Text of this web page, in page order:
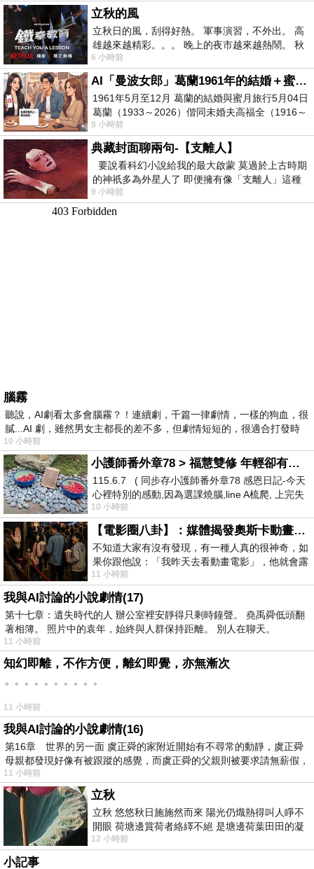
立秋的風
立秋日的風，刮得好熱。 軍事演習，不外出。 高
雄越來越精彩。。。 晚上的夜市越來越熱鬧。 秋
天的風刮得很熱 夜遊消暑熱。。。
6 小時前
AI「曼波女郎」葛蘭1961年的結婚＋蜜月旅行 #戀上老電影 #葛蘭 #粟子
1961年5月至12月 葛蘭的結婚與蜜月旅行5月04日
葛蘭（1933～2026）偕同未婚夫高福全（1916～
2004）乘郵輪赴倫敦6月15日於英國倫敦St.S
9 小時前
典藏封面聊兩句-【支離人】
要說看科幻小說給我的最大啟蒙 莫過於上古時期
的神祇多為外星人了 即便擁有像「支離人」這種
驚世駭俗的神通法門 也未必讀
9 小時前
腦霧
聽說，AI劇看太多會腦霧？！連續劇，千篇一律劇情，一樣的狗血，很
膩...AI 劇，雖然男女主都長的差不多，但劇情短短的，很適合打發時
10 小時前
小護師番外章78 > 福慧雙修 年輕卻有個老靈魂 ㄑ金剛經〉podcast
115.6.7 ( 同步存小護師番外章78 感恩日記-今天
心裡特別的感動,因為選課燒腦,line A梳爬, 上完失
智課的她,特來傾
10 小時前
【電影圈八卦】：媒體揭發奧斯卡動畫項目投票醜聞！好萊塢為什麼看不起動畫電影？
不知道大家有沒有發現，有一種人真的很神奇，如
果你跟他說：「我昨天去看動畫電影」，他就會露
出一種慈祥的微笑，然後問你是不是陪小
11 小時前
我與AI討論的小說劇情(17)
第十七章：遺失時代的人 辦公室裡安靜得只剩時鐘聲。 堯禹舜低頭翻
著相簿。 照片中的袁年，始終與人群保持距離。 別人在聊天。
11 小時前
知幻即離，不作方便，離幻即覺，亦無漸次
。。。。。。。。。。
11 小時前
我與AI討論的小說劇情(16)
第16章 世界的另一面 虞正舜的家附近開始有不尋常的動靜，虞正舜
母親都發現好像有被跟蹤的感覺，而虞正舜的父親則被要求請無薪假，
11 小時前
立秋
立秋 悠悠秋日施施然而來 陽光仍熾熱得叫人睜不
開眼 荷塘邊賞荷者絡繹不絕 是塘邊荷葉田田的凝
望 風中飄逸的是映日荷花別樣紅
12 小時前
小記事